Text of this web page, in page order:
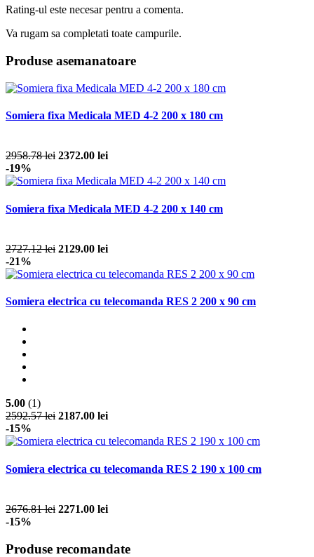
Rating-ul este necesar pentru a comenta.
Va rugam sa completati toate campurile.
Produse asemanatoare
Somiera fixa Medicala MED 4-2 200 x 180 cm
2958.78 lei 2372.00 lei
-19%
Somiera fixa Medicala MED 4-2 200 x 140 cm
2727.12 lei 2129.00 lei
-21%
Somiera electrica cu telecomanda RES 2 200 x 90 cm
5.00 (1)
2592.57 lei 2187.00 lei
-15%
Somiera electrica cu telecomanda RES 2 190 x 100 cm
2676.81 lei 2271.00 lei
-15%
Produse recomandate